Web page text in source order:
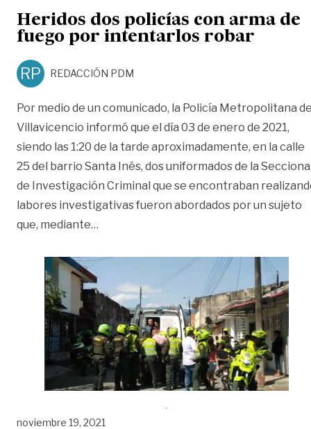
Heridos dos policías con arma de
fuego por intentarlos robar
RP REDACCIÓN PDM
Por medio de un comunicado, la Policía Metropolitana
Villavicencio informó que el día 03 de enero de 2021,
siendo las 1:20 de la tarde aproximadamente, en la calle
25 del barrio Santa Inés, dos uniformados de la
de Investigación Criminal que se encontraban
labores investigativas fueron abordados por un sujeto
que, mediante…
noviembre 19, 2021